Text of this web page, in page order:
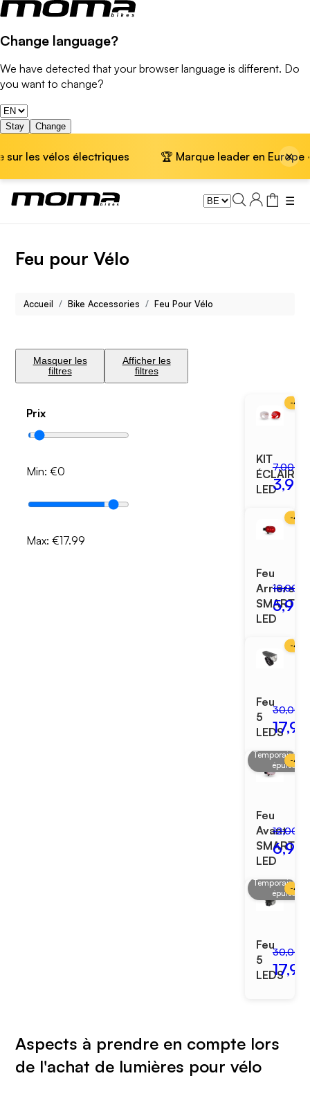
Change language?
We have detected that your browser language is different. Do
you want to change?
Stay Change
les vélos électriques 🏆 Marque leader en Europe ·
×
☰
Feu pour Vélo
Accueil Bike Accessories Feu Pour Vélo
Masquer les
filtres
Afficher les
filtres
Prix
Min: €0
Max: €17.99
-43
KIT
LED
7,00 €
3,99
-40
Feu
Arrière
SMART
LED
10,00 €
5,99
-40
Feu
5
LEDS
30,00 €
épuisé
-42
Feu
Avant
SMART
LED
12,00 €
6,99
épuisé
-40
Feu
5
LEDS
30,00 €
Aspects à prendre en compte lors
de l'achat de lumières pour vélo